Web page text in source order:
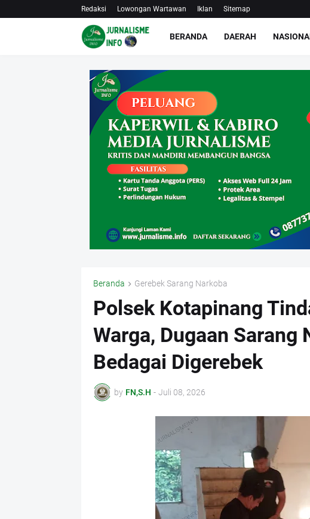
Redaksi Lowongan Wartawan Iklan Sitemap
BERANDA DAERAH
Beranda Gerebek Sarang Narkoba
Polsek Kotapinang
Warga, Dugaan Sarang
Bedagai Digerebek
by FN,S.H - Juli 08, 2026